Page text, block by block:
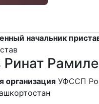
начальник
Ринат
УФССП